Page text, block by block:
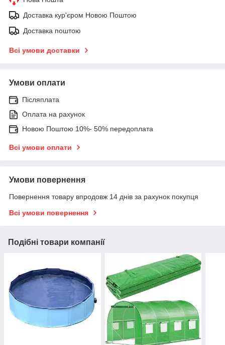
Доставка кур'єром Новою Поштою
Доставка поштою
Всі умови доставки
Умови оплати
Післяплата
Оплата на рахунок
Новою Поштою 10%- 50% передоплата
Всі умови оплати
Умови повернення
Повернення товару впродовж 14 днів за рахунок покупця
Всі умови повернення
Подібні товари компанії